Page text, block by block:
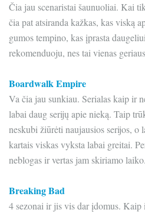
Čia jau scenaristai šaunuoliai. Kai
čia pat atsiranda kažkas, kas viską
gumos tempino, kas įprasta
rekomenduoju, nes tai vienas
Boardwalk Empire
Va čia jau sunkiau. Serialas kaip ir
labai daug serijų apie nieką. Taip
neskubi žiūrėti naujausios serijos,
kartais viskas vyksta labai greitai.
neblogas ir vertas jam skiriamo laiko.
Breaking Bad
4 sezonai ir jis vis dar įdomus.